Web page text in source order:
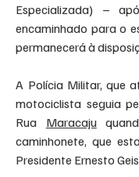
Especializada) –
encaminhado para o
permanecerá à
A Polícia Militar, que
motociclista seguia
Rua Maracaju
caminhonete, que
Presidente Ernesto